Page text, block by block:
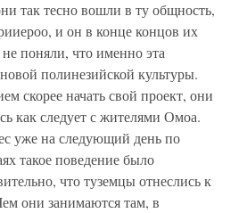
так тесно вошли в ту общность,
и он в конце концов их
поняли, что именно эта
полинезийской культуры.
скорее начать свой проект, они
как следует с жителями Омоа.
уже на следующий день по
такое поведение было
что туземцы отнеслись к
они занимаются там, в